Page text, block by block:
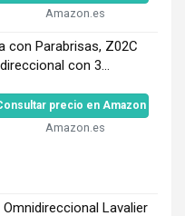
Amazon.es
con Parabrisas, Z02C
con 3...
precio en Amazon
Amazon.es
Lavalier